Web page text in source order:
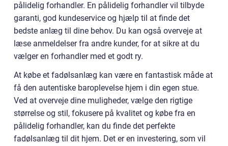
pålidelig forhandler. En pålidelig forhandler vil tilbyde
garanti, god kundeservice og hjælp til at finde det
bedste anlæg til dine behov. Du kan også overveje at
læse anmeldelser fra andre kunder, for at sikre at du
vælger en forhandler med et godt ry.
At købe et fadølsanlæg kan være en fantastisk måde at
få den autentiske baroplevelse hjem i din egen stue.
Ved at overveje dine muligheder, vælge den rigtige
størrelse og stil, fokusere på kvalitet og købe fra en
pålidelig forhandler, kan du finde det perfekte
fadølsanlæg til dit hjem. Det er en investering, som vil